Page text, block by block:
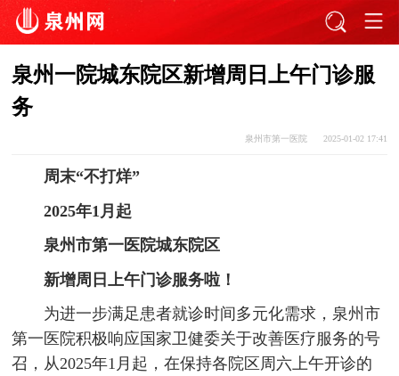
泉州一院城东院区新增周日上午门诊服
务
泉州市第一医院 2025-01-02 17:41
周末“不打烊”
2025年1月起
泉州市第一医院城东院区
新增周日上午门诊服务啦！
为进一步满足患者就诊时间多元化需求，泉州市
第一医院积极响应国家卫健委关于改善医疗服务的号
召，从2025年1月起，在保持各院区周六上午开诊的